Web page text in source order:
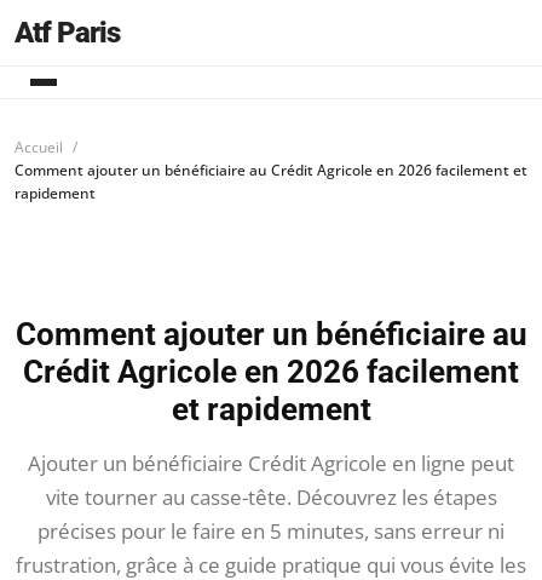
Atf Paris
Accueil
Comment ajouter un bénéficiaire au Crédit Agricole en 2026 facilement et
rapidement
Comment ajouter un bénéficiaire au
Crédit Agricole en 2026 facilement
et rapidement
Ajouter un bénéficiaire Crédit Agricole en ligne peut
vite tourner au casse-tête. Découvrez les étapes
précises pour le faire en 5 minutes, sans erreur ni
frustration, grâce à ce guide pratique qui vous évite les